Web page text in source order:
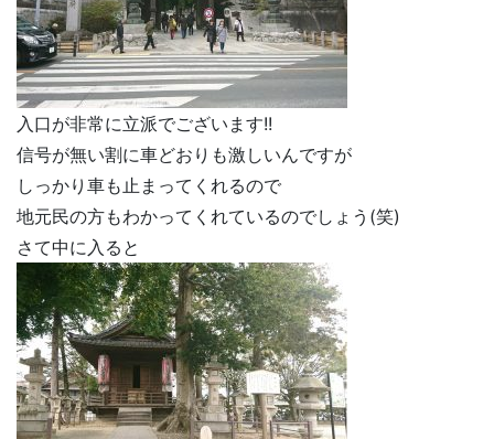
入口が非常に立派でございます!!
信号が無い割に車どおりも激しいんですが
しっかり車も止まってくれるので
地元民の方もわかってくれているのでしょう(笑)
さて中に入ると